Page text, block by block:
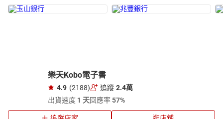
樂天Kobo電子書
4.9 (2188) 追蹤 2.4萬
出貨速度 1 天回應率57%